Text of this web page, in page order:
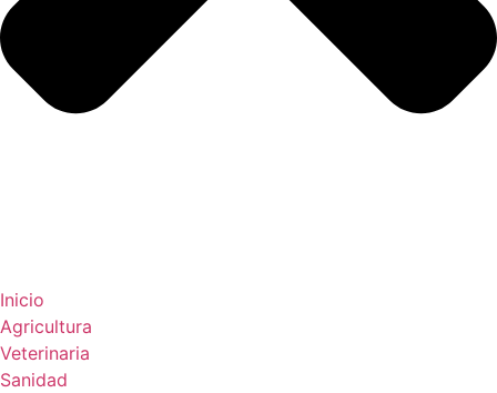
Inicio
Agricultura
Veterinaria
Sanidad